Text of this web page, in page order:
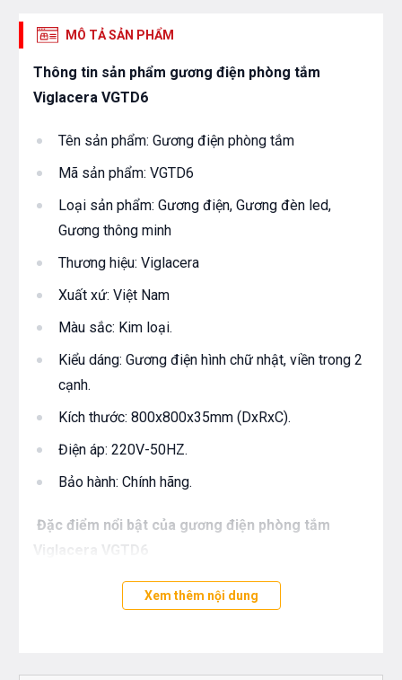
MÔ TẢ SẢN PHẨM
Thông tin sản phẩm gương điện phòng tắm
Viglacera VGTD6
Tên sản phẩm: Gương điện phòng tắm
Mã sản phẩm: VGTD6
Loại sản phẩm: Gương điện, Gương đèn led,
Gương thông minh
Thương hiệu: Viglacera
Xuất xứ: Việt Nam
Màu sắc: Kim loại.
Kiểu dáng: Gương điện hình chữ nhật, viền trong 2
cạnh.
Kích thước: 800x800x35mm (DxRxC).
Điện áp: 220V-50HZ.
Bảo hành: Chính hãng.
Đặc điểm nổi bật của gương điện phòng tắm
Viglacera VGTD6
Gương điện phòng tắm - nghe nhạc Viglacera
Xem thêm nội dung